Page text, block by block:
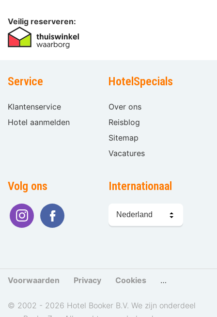
Veilig reserveren:
Service
Klantenservice
Hotel aanmelden
HotelSpecials
Over ons
Reisblog
Sitemap
Vacatures
Volg ons Internationaal
kiezen
Voorwaarden Privacy Cookies Cookies
© 2002 - 2026 Hotel Booker B.V. We zijn onderdeel